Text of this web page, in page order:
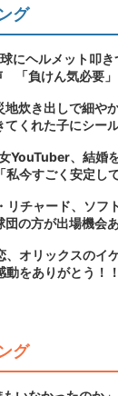
グ
にヘルメット叩
「負けん気必要
地炊き出しで細や
くれた子にシール
YouTuber、結婚
今すごく安定して
リチャード、ソフ
の方が出場機会
、オリックスのイ
をありがとう！！
グ